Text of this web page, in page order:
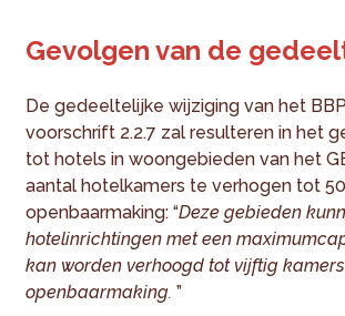
Gevolgen van de
De gedeeltelijke wijziging van het
voorschrift 2.2.7 zal resulteren in het
tot hotels in woongebieden van het
aantal hotelkamers te verhogen tot
openbaarmaking: “Deze gebieden
hotelinrichtingen met een
kan worden verhoogd tot vijftig
openbaarmaking.”